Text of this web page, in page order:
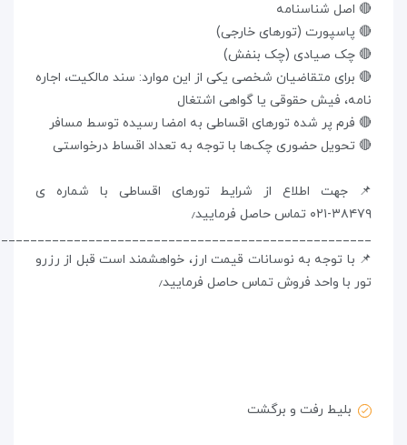
🔴 اصل شناسنامه
🔴 پاسپورت (تورهای خارجی)
🔴 چک صیادی (چک بنفش)
🔴 برای متقاضیان شخصی یکی از این موارد: سند مالکیت، اجاره
نامه، فیش حقوقی یا گواهی اشتغال
🔴 فرم پر شده تور‌های اقساطی به امضا رسیده توسط مسافر
🔴 تحویل حضوری چک‌ها با توجه به تعداد اقساط درخواستی
📌 جهت اطلاع از شرایط تورهای اقساطی با شماره ی
۳۸۴۷۹-۰۲۱ تماس حاصل فرمایید٫
📌 با توجه به نوسانات قیمت ارز، خواهشمند است قبل از رزرو
تور با واحد فروش تماس حاصل فرمایید٫
بلیط رفت و برگشت